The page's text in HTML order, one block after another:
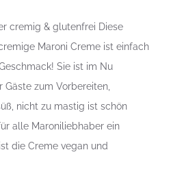
cremig & glutenfrei Diese
Maroni Creme ist einfach
Sie ist im Nu
zum Vorbereiten,
nicht zu mastig ist schön
alle Maroniliebhaber ein
die Creme vegan und